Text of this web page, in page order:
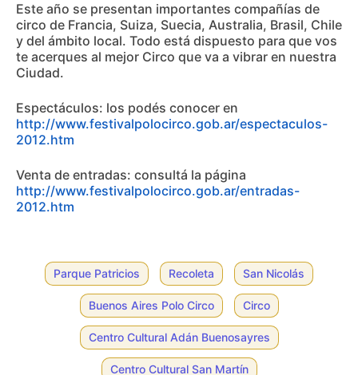
Este año se presentan importantes compañías de
circo de Francia, Suiza, Suecia, Australia, Brasil, Chile
y del ámbito local. Todo está dispuesto para que vos
te acerques al mejor Circo que va a vibrar en nuestra
Ciudad.
Espectáculos: los podés conocer en
http://www.festivalpolocirco.gob.ar/espectaculos-
2012.htm
Venta de entradas: consultá la página
http://www.festivalpolocirco.gob.ar/entradas-
2012.htm
Parque Patricios Recoleta San Nicolás
Buenos Aires Polo Circo Circo
Centro Cultural Adán Buenosayres
Centro Cultural San Martín